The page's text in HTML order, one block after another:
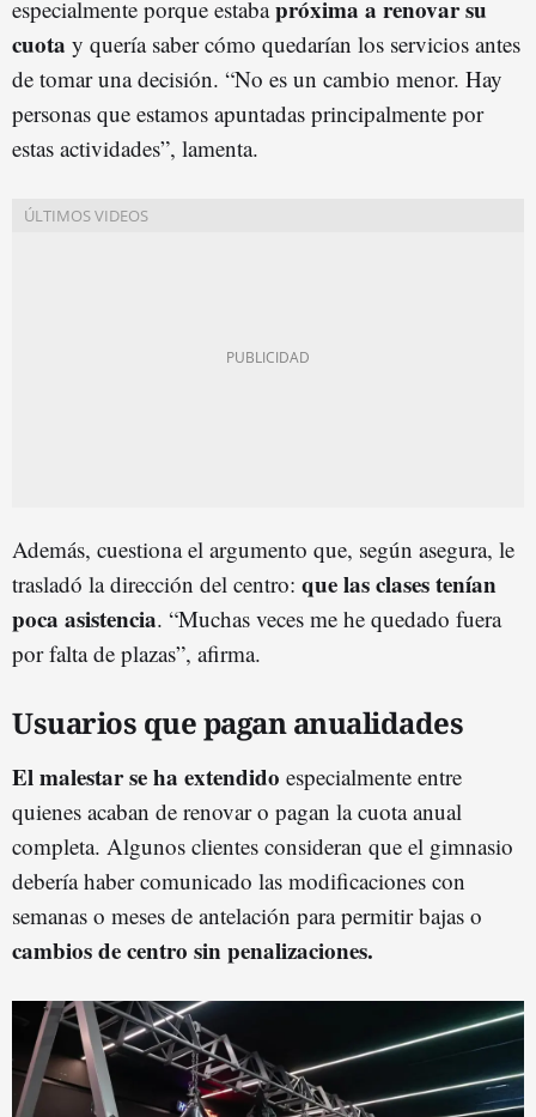
especialmente porque estabapróxima a renovar su
cuota y quería saber cómo quedarían los servicios antes
de tomar una decisión. “No es un cambio menor. Hay
personas que estamos apuntadas principalmente por
estas actividades”, lamenta.
Además, cuestiona el argumento que, según asegura, le
trasladó la dirección del centro: que las clases tenían
poca asistencia. “Muchas veces me he quedado fuera
por falta de plazas”, afirma.
Usuarios que pagan anualidades
El malestar se ha extendido especialmente entre
quienes acaban de renovar o pagan la cuota anual
completa. Algunos clientes consideran que el gimnasio
debería haber comunicado las modificaciones con
semanas o meses de antelación para permitir bajas o
cambios de centro sin penalizaciones.